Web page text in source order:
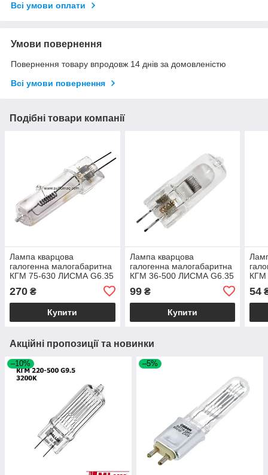
Всі умови оплати
Умови повернення
Повернення товару впродовж 14 днів за домовленістю
Всі умови повернення
Подібні товари компанії
Лампа кварцова
галогенна малогабаритна
КГМ 75-630 ЛИСМА G6.35
270 ₴
Купити
Лампа кварцова
галогенна малогабаритна
КГМ 36-500 ЛИСМА G6.35
99₴
Купити
КГМ
54
Акційні пропозиції та новинки
–10% –5%